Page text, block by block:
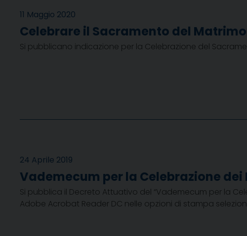
11 Maggio 2020
Celebrare il Sacramento del
Si pubblicano indicazione per la Celebrazione del
24 Aprile 2019
Vademecum per la Celebrazione
Si pubblica il Decreto Attuativo del “Vademecum per la
Adobe Acrobat Reader DC nelle opzioni di stampa